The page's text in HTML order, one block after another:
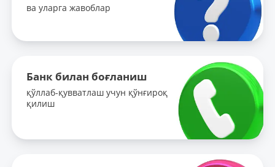
ва уларга жавоблар
Банк билан боғланиш
қўллаб-қувватлаш учун қўнғироқ
қилиш